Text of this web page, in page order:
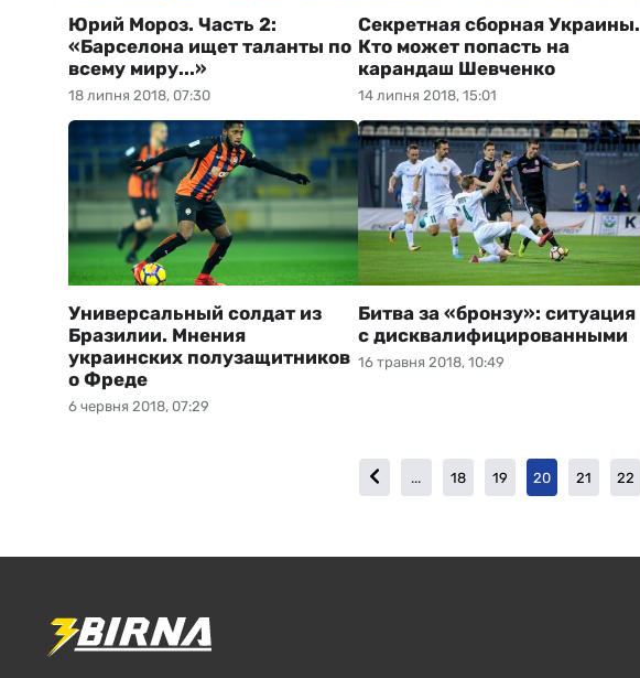
18 липня 2018, 07:30
Юрий Мороз. Часть 2:
«Барселона ищет таланты по
всему миру...»
14 липня 2018, 15:01
Секретная сборная Украины.
Кто может попасть на
карандаш Шевченко
6 червня 2018, 07:29
Универсальный солдат из
Бразилии. Мнения
украинских полузащитников
о Фреде
16 травня 2018, 10:49
Битва за «бронзу»: ситуация
с дисквалифицированными
... 18 19 20 21 22